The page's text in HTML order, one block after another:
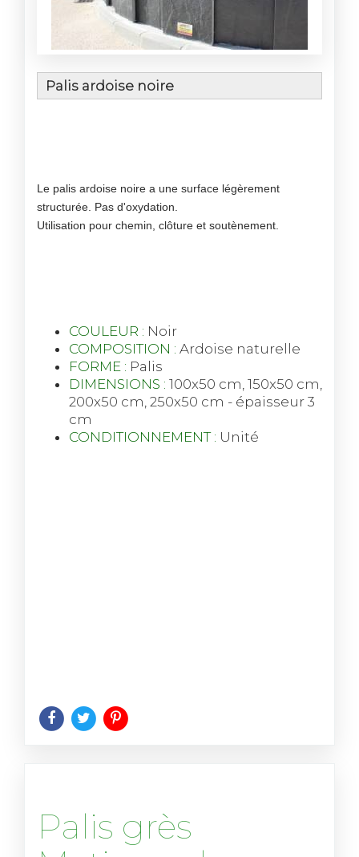
Palis ardoise noire
Le palis ardoise noire a une surface légèrement
structurée. Pas d'oxydation.
Utilisation pour chemin, clôture et soutènement.
COULEUR : Noir
COMPOSITION : Ardoise naturelle
FORME : Palis
DIMENSIONS : 100x50 cm, 150x50 cm,
200x50 cm, 250x50 cm - épaisseur 3
cm
CONDITIONNEMENT : Unité
Palis grès